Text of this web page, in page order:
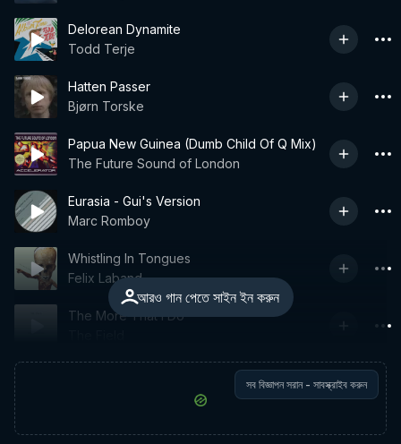
Delorean Dynamite
Todd Terje
Hatten Passer
Bjørn Torske
Papua New Guinea (Dumb Child Of Q Mix)
The Future Sound of London
Eurasia - Gui's Version
Marc Romboy
আরও গান পেতে সাইন ইন করুন
Whistling In Tongues
Felix Laband
The More That I Do
সব বিজ্ঞাপন সরান - সাবস্ক্রাইব করুন